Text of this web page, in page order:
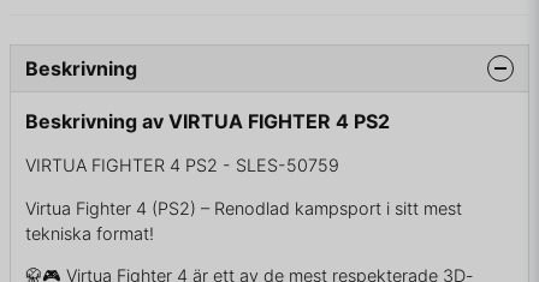
Beskrivning
Beskrivning av VIRTUA FIGHTER 4 PS2
VIRTUA FIGHTER 4 PS2 - SLES-50759
Virtua Fighter 4 (PS2) – Renodlad kampsport i sitt mest
tekniska format!
🥋🎮 Virtua Fighter 4 är ett av de mest respekterade 3D-